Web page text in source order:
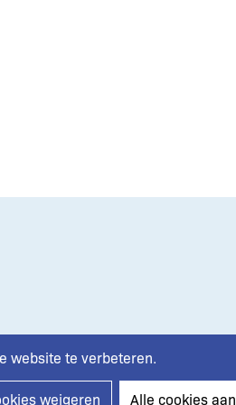
website te verbeteren.
weigeren Alle cookies